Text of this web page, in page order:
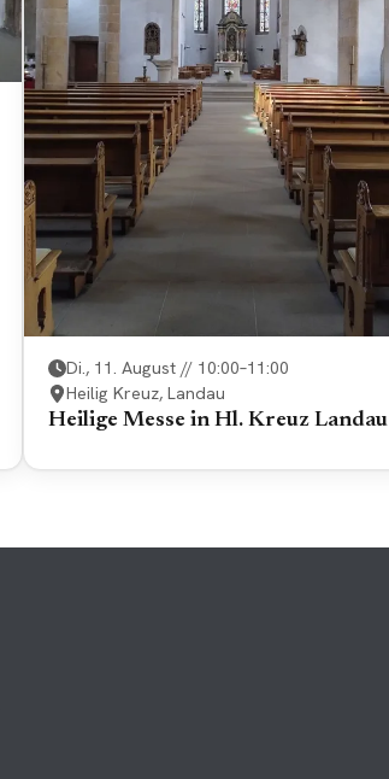
Di., 11. August // 10:00–11:00
Heilig Kreuz, Landau
Heilige Messe in Hl. Kreuz Landau